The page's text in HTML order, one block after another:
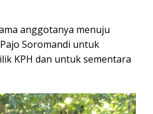
anggotanya menuju
Soromandi untuk
KPH dan untuk sementara